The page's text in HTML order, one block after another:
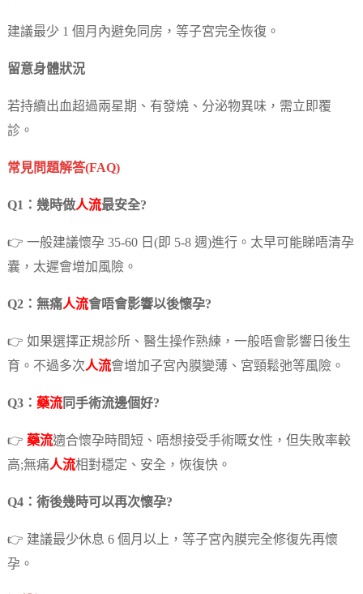
建議最少 1 個月內避免同房，等子宮完全恢復。
留意身體狀況
若持續出血超過兩星期、有發燒、分泌物異味，需立即覆
診。
常見問題解答(FAQ)
Q1：幾時做人流最安全?
👉 一般建議懷孕 35-60 日(即 5-8 週)進行。太早可能睇唔清孕
囊，太遲會增加風險。
Q2：無痛人流會唔會影響以後懷孕?
👉 如果選擇正規診所、醫生操作熟練，一般唔會影響日後生
育。不過多次人流會增加子宮內膜變薄、宮頸鬆弛等風險。
Q3： 藥流同手術流邊個好?
👉 藥流適合懷孕時間短、唔想接受手術嘅女性，但失敗率較
高;無痛人流相對穩定、安全，恢復快。
Q4：術後幾時可以再次懷孕?
👉 建議最少休息 6 個月以上，等子宮內膜完全修復先再懷
孕。